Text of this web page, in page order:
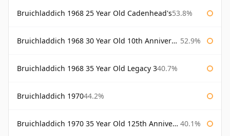
Bruichladdich 1968 25 Year Old Cadenhead's53.8%
Bruichladdich 1968 30 Year Old 10th Anniversary Signatory 52.9%
Bruichladdich 1968 35 Year Old Legacy 340.7%
Bruichladdich 197044.2%
Bruichladdich 1970 35 Year Old 125th Anniversary 40.1%